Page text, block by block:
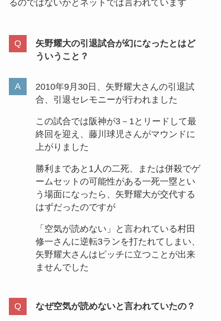
るのではないかとネットでは言われています
矢野耀大の引退試合が幻になったとはど
ういうこと？
2010年9月30日、矢野耀大さんの引退試
合、引退セレモニーが行われました
この試合では阪神が3－1とリードして最
終回を迎え、藤川球児さんがマウンドに
上がりました
勝利まであと1人の二死、または併殺でゲ
ームセットの可能性がある一死一塁とい
う場面になったら、矢野耀大が交代する
はずだったのですが
「空気が読めない」と言われている村田
修一さんに逆転3ランを打たれてしまい、
矢野耀大さんはピッチに立つことが出来
ませんでした
なぜ空気が読めないと言われていたの？